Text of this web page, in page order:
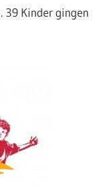
39 Kinder gingen